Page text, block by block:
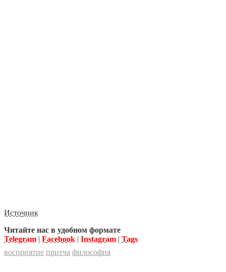
Источник
Читайте нас в удобном формате
Telegram | Facebook | Instagram | Tags
восприятие притча философия